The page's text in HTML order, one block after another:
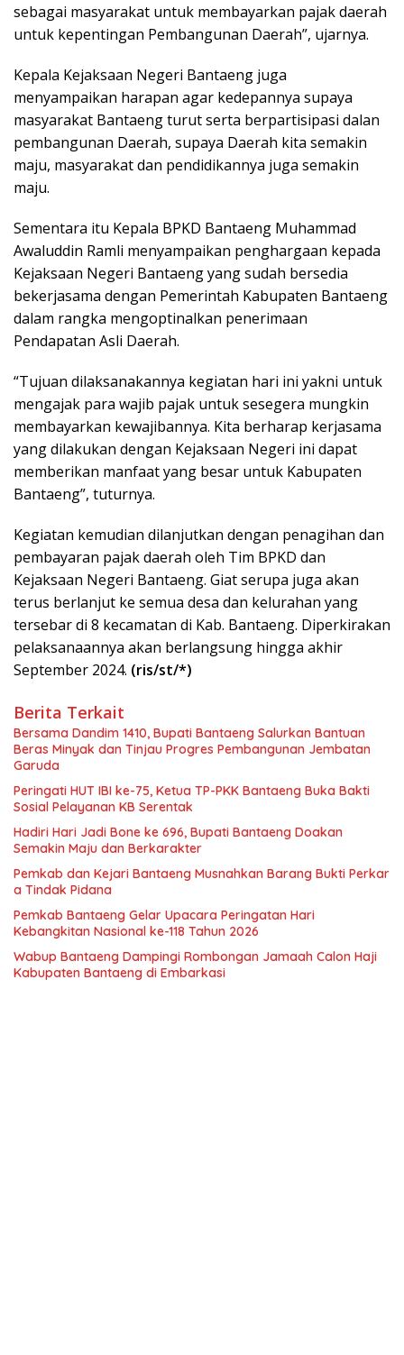
sebagai masyarakat untuk membayarkan pajak daerah
untuk kepentingan Pembangunan Daerah”, ujarnya.
Kepala Kejaksaan Negeri Bantaeng juga
menyampaikan harapan agar kedepannya supaya
masyarakat Bantaeng turut serta berpartisipasi dalan
pembangunan Daerah, supaya Daerah kita semakin
maju, masyarakat dan pendidikannya juga semakin
maju.
Sementara itu Kepala BPKD Bantaeng Muhammad
Awaluddin Ramli menyampaikan penghargaan kepada
Kejaksaan Negeri Bantaeng yang sudah bersedia
bekerjasama dengan Pemerintah Kabupaten Bantaeng
dalam rangka mengoptinalkan penerimaan
Pendapatan Asli Daerah.
“Tujuan dilaksanakannya kegiatan hari ini yakni untuk
mengajak para wajib pajak untuk sesegera mungkin
membayarkan kewajibannya. Kita berharap kerjasama
yang dilakukan dengan Kejaksaan Negeri ini dapat
memberikan manfaat yang besar untuk Kabupaten
Bantaeng”, tuturnya.
Kegiatan kemudian dilanjutkan dengan penagihan dan
pembayaran pajak daerah oleh Tim BPKD dan
Kejaksaan Negeri Bantaeng. Giat serupa juga akan
terus berlanjut ke semua desa dan kelurahan yang
tersebar di 8 kecamatan di Kab. Bantaeng. Diperkirakan
pelaksanaannya akan berlangsung hingga akhir
September 2024. (ris/st/*)
Berita Terkait
Bersama Dandim 1410, Bupati Bantaeng Salurkan Bantuan
Beras Minyak dan Tinjau Progres Pembangunan Jembatan
Garuda
Peringati HUT IBI ke-75, Ketua TP-PKK Bantaeng Buka Bakti
Sosial Pelayanan KB Serentak
Hadiri Hari Jadi Bone ke 696, Bupati Bantaeng Doakan
Semakin Maju dan Berkarakter
Pemkab dan Kejari Bantaeng Musnahkan Barang Bukti Perkar
a Tindak Pidana
Pemkab Bantaeng Gelar Upacara Peringatan Hari
Kebangkitan Nasional ke-118 Tahun 2026
Wabup Bantaeng Dampingi Rombongan Jamaah Calon Haji
Kabupaten Bantaeng di Embarkasi